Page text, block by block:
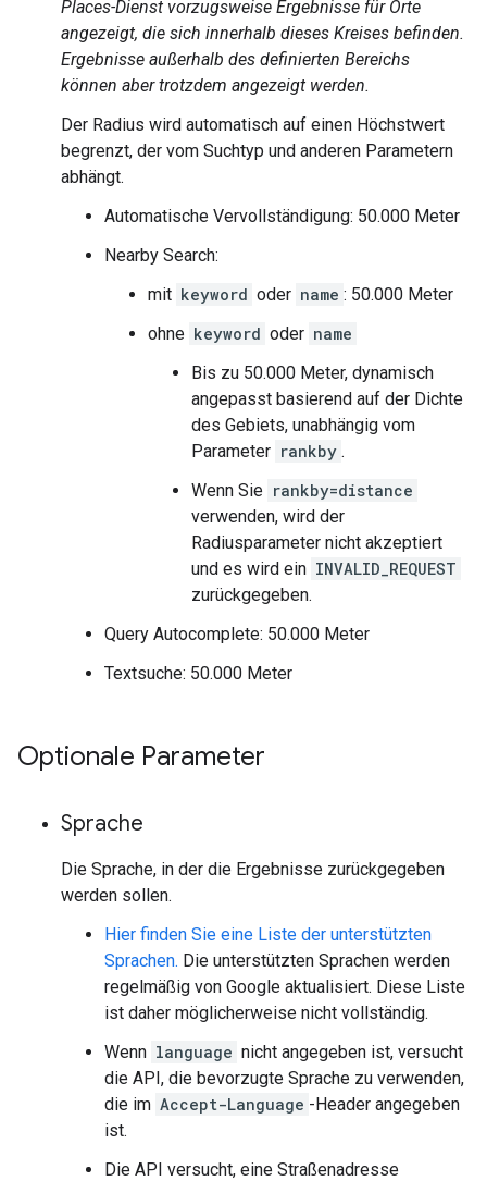
Places-Dienst vorzugsweise Ergebnisse für Orte
angezeigt, die sich innerhalb dieses Kreises befinden.
Ergebnisse außerhalb des definierten Bereichs
können aber trotzdem angezeigt werden.
Der Radius wird automatisch auf einen Höchstwert
begrenzt, der vom Suchtyp und anderen Parametern
abhängt.
Automatische Vervollständigung: 50.000 Meter
Nearby Search:
mit keyword oder name : 50.000 Meter
ohne keyword oder name
Bis zu 50.000 Meter, dynamisch
angepasst basierend auf der Dichte
des Gebiets, unabhängig vom
Parameter rankby .
Wenn Sie rankby=distance
verwenden, wird der
Radiusparameter nicht akzeptiert
und es wird ein INVALID_REQUEST
zurückgegeben.
Query Autocomplete: 50.000 Meter
Textsuche: 50.000 Meter
Optionale Parameter
Sprache
Die Sprache, in der die Ergebnisse zurückgegeben
werden sollen.
Hier finden Sie eine Liste der unterstützten
Sprachen. Die unterstützten Sprachen werden
regelmäßig von Google aktualisiert. Diese Liste
ist daher möglicherweise nicht vollständig.
Wenn language nicht angegeben ist, versucht
die API, die bevorzugte Sprache zu verwenden,
die im Accept-Language -Header angegeben
ist.
Die API versucht, eine Straßenadresse